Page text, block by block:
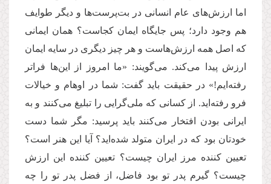
اما ارزش‌های عام انسانی در بت‌پرست‌ها و دیگر طوایف
هم وجود دارد؛ پس جایگاه ایمان کجاست؟ همان ایمانی
که اصل همه ارزش‌هاست و هر چیز دیگری در سایه ایمان
ارزش پیدا می‌کند. می‌گویند: «ما امروز از این‌ها فراتر
رفته‌ایم!» در حقیقت باید گفت: شما در اوهام و خیالات
فرو رفته‌اید. از کسانی که ملی‌گرایی را تبلیغ می‌کنند و به
ایرانی بودن افتخار می‌کنند باید پرسید: مگر شما دست
خودتان بود که در ایران متولد شده‌اید؟ آیا این هنر است؟
تعیین کننده مرز ایران چیست؟ تعیین کننده این ارزش
چیست؟ گیرم پدر تو بود فاضل، از فضل پدر تو را چه